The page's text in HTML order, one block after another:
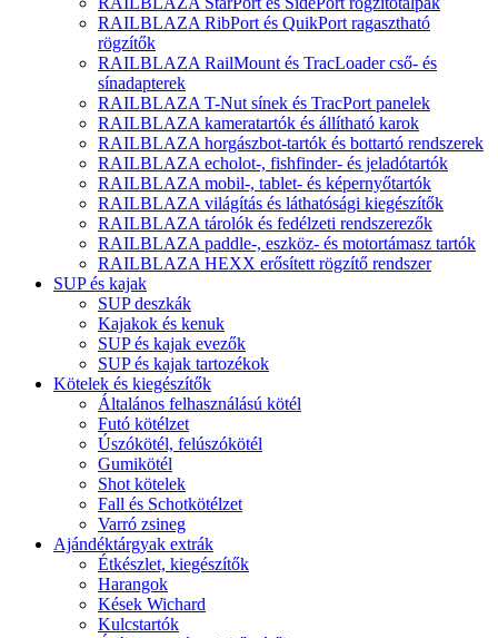
RAILBLAZA RibPort és QuikPort ragasztható
rögzítők
RAILBLAZA RailMount és TracLoader cső- és
sínadapterek
RAILBLAZA T-Nut sínek és TracPort panelek
RAILBLAZA kameratartók és állítható karok
RAILBLAZA horgászbot-tartók és bottartó rendszerek
RAILBLAZA echolot-, fishfinder- és jeladótartók
RAILBLAZA mobil-, tablet- és képernyőtartók
RAILBLAZA világítás és láthatósági kiegészítők
RAILBLAZA tárolók és fedélzeti rendszerezők
RAILBLAZA paddle-, eszköz- és motortámasz tartók
RAILBLAZA HEXX erősített rögzítő rendszer
SUP és kajak
SUP deszkák
Kajakok és kenuk
SUP és kajak evezők
SUP és kajak tartozékok
Kötelek és kiegészítők
Általános felhasználású kötél
Futó kötélzet
Úszókötél, felúszókötél
Gumikötél
Shot kötelek
Fall és Schotkötélzet
Varró zsineg
Ajándéktárgyak extrák
Étkészlet, kiegészítők
Harangok
Kések Wichard
Kulcstartók